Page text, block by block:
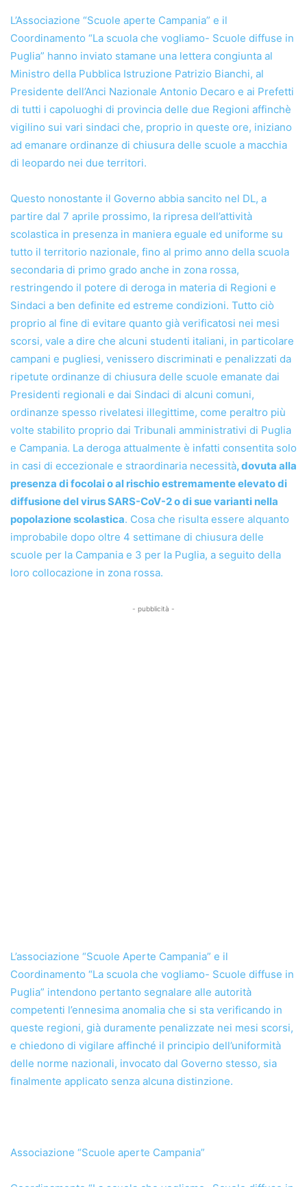
L’Associazione “Scuole aperte Campania” e il
Coordinamento “La scuola che vogliamo- Scuole diffuse in
Puglia” hanno inviato stamane una lettera congiunta al
Ministro della Pubblica Istruzione Patrizio Bianchi, al
Presidente dell’Anci Nazionale Antonio Decaro e ai Prefetti
di tutti i capoluoghi di provincia delle due Regioni affinchè
vigilino sui vari sindaci che, proprio in queste ore, iniziano
ad emanare ordinanze di chiusura delle scuole a macchia
di leopardo nei due territori.
Questo nonostante il Governo abbia sancito nel DL, a
partire dal 7 aprile prossimo, la ripresa dell’attività
scolastica in presenza in maniera eguale ed uniforme su
tutto il territorio nazionale, fino al primo anno della scuola
secondaria di primo grado anche in zona rossa,
restringendo il potere di deroga in materia di Regioni e
Sindaci a ben definite ed estreme condizioni. Tutto ciò
proprio al fine di evitare quanto già verificatosi nei mesi
scorsi, vale a dire che alcuni studenti italiani, in particolare
campani e pugliesi, venissero discriminati e penalizzati da
ripetute ordinanze di chiusura delle scuole emanate dai
Presidenti regionali e dai Sindaci di alcuni comuni,
ordinanze spesso rivelatesi illegittime, come peraltro più
volte stabilito proprio dai Tribunali amministrativi di Puglia
e Campania. La deroga attualmente è infatti consentita solo
in casi di eccezionale e straordinaria necessità, dovuta alla
presenza di focolai o al rischio estremamente elevato di
diffusione del virus SARS-CoV-2 o di sue varianti nella
popolazione scolastica. Cosa che risulta essere alquanto
improbabile dopo oltre 4 settimane di chiusura delle
scuole per la Campania e 3 per la Puglia, a seguito della
loro collocazione in zona rossa.
- pubblicità -
L’associazione “Scuole Aperte Campania” e il
Coordinamento “La scuola che vogliamo- Scuole diffuse in
Puglia” intendono pertanto segnalare alle autorità
competenti l’ennesima anomalia che si sta verificando in
queste regioni, già duramente penalizzate nei mesi scorsi,
e chiedono di vigilare affinché il principio dell’uniformità
delle norme nazionali, invocato dal Governo stesso, sia
finalmente applicato senza alcuna distinzione.
Associazione “Scuole aperte Campania”